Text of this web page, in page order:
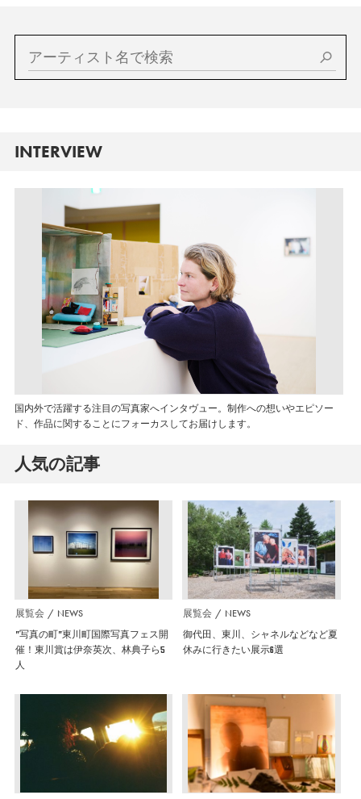
INTERVIEW
国内外で活躍する注目の写真家へインタヴュー。制作への想いやエピソー
ド、作品に関することにフォーカスしてお届けします。
人気の記事
展覧会 NEWS
”写真の町”東川町国際写真フェス開
催！東川賞は伊奈英次、林典子ら5
人
展覧会 NEWS
御代田、東川、シャネルなどなど夏
休みに行きたい展示6選